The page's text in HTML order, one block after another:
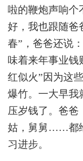
啦的鞭炮声响个
好，我也跟随爸
春”，爸爸还说
味着来年事业钱
红似火”因为这
爆竹。一大早我
压岁钱了。爸爸
姑，舅舅……都
习进步。